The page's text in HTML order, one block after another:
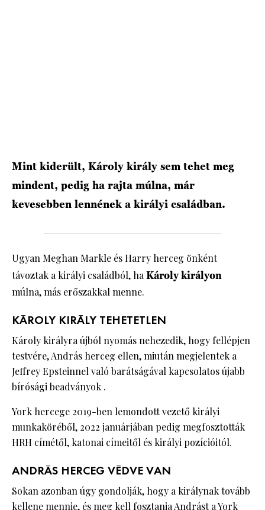
Mint kiderült, Károly király sem tehet meg
mindent, pedig ha rajta múlna, már
kevesebben lennének a királyi családban.
Ugyan Meghan Markle és Harry herceg önként
távoztak a királyi családból, haKároly királyon
múlna, más erőszakkal menne.
KÁROLY KIRÁLY TEHETETLEN
Károly királyra újból nyomás nehezedik, hogy fellépjen
testvére, András herceg ellen, miután megjelentek a
Jeffrey Epsteinnel való barátságával kapcsolatos újabb
bírósági beadványok .
York hercege 2019-ben lemondott vezető királyi
munkaköréből, 2022 januárjában pedig megfosztották
HRH címétől, katonai címeitől és királyi pozícióitól.
ANDRÁS HERCEG VÉDVE VAN
Sokan azonban úgy gondolják, hogy a királynak tovább
kellene mennie, és meg kell fosztania Andrást a York